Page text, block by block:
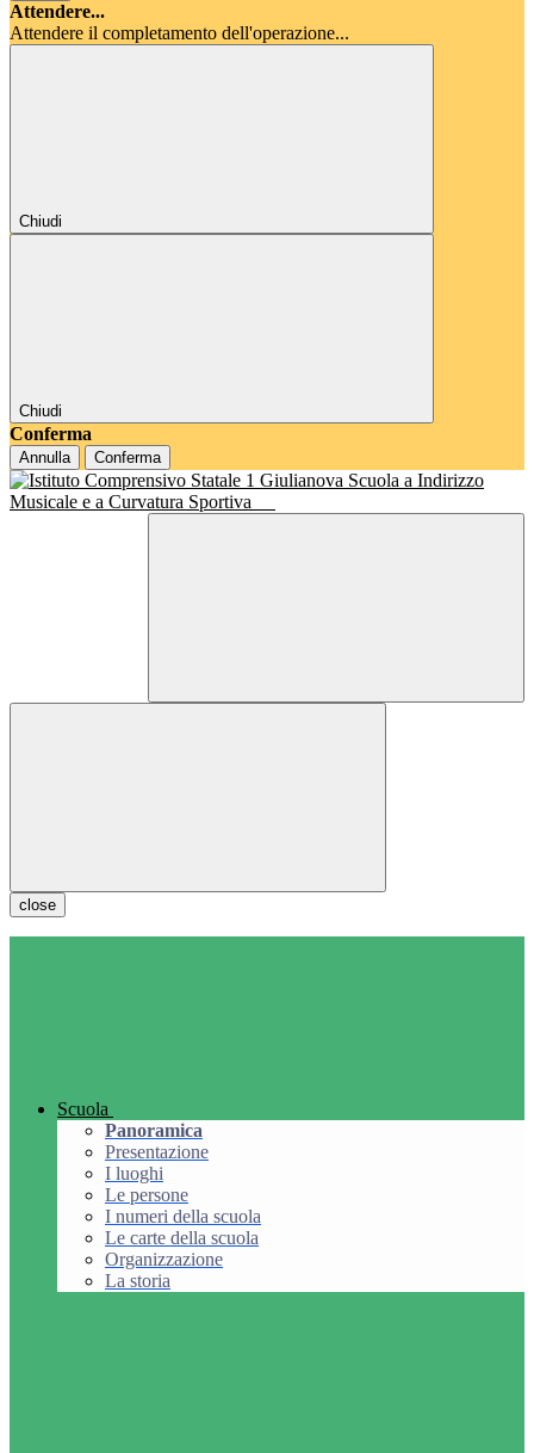
Attendere...
Attendere il completamento dell'operazione...
Chiudi
Chiudi
Conferma
Annulla Conferma
Scuola a Indirizzo
Musicale e a Curvatura Sportiva
close
Scuola
Panoramica
Presentazione
I luoghi
Le persone
I numeri della scuola
Le carte della scuola
Organizzazione
La storia